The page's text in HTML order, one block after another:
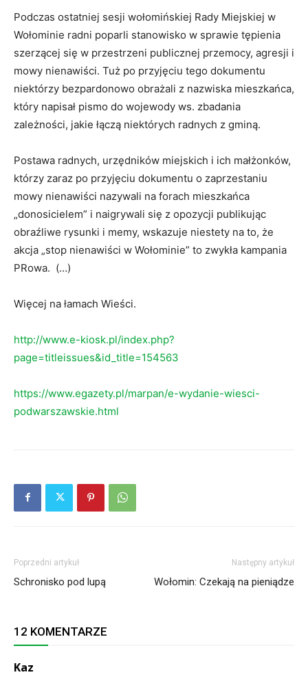
Podczas ostatniej sesji wołomińskiej Rady Miejskiej w
Wołominie radni poparli stanowisko w sprawie tępienia
szerzącej się w przestrzeni publicznej przemocy, agresji i
mowy nienawiści. Tuż po przyjęciu tego dokumentu
niektórzy bezpardonowo obrażali z nazwiska mieszkańca,
który napisał pismo do wojewody ws. zbadania
zależności, jakie łączą niektórych radnych z gminą.
Postawa radnych, urzędników miejskich i ich małżonków,
którzy zaraz po przyjęciu dokumentu o zaprzestaniu
mowy nienawiści nazywali na forach mieszkańca
„donosicielem” i naigrywali się z opozycji publikując
obraźliwe rysunki i memy, wskazuje niestety na to, że
akcja „stop nienawiści w Wołominie” to zwykła kampania
PRowa. (…)
Więcej na łamach Wieści.
http://www.e-kiosk.pl/index.php?
page=titleissues&id_title=154563
https://www.egazety.pl/marpan/e-wydanie-wiesci-
podwarszawskie.html
Poprzedni artykuł
Schronisko pod lupą
Następny artykuł
Wołomin: Czekają na pieniądze
12 KOMENTARZE
Kaz